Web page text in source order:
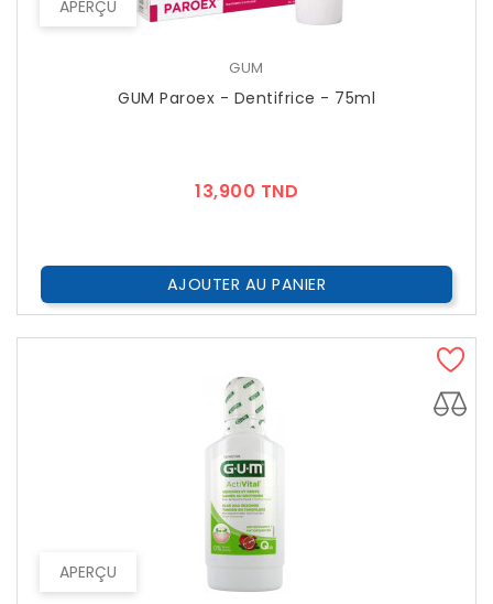
APERÇU
GUM
GUM Paroex - Dentifrice - 75ml
13,900 TND
AJOUTER AU PANIER
APERÇU